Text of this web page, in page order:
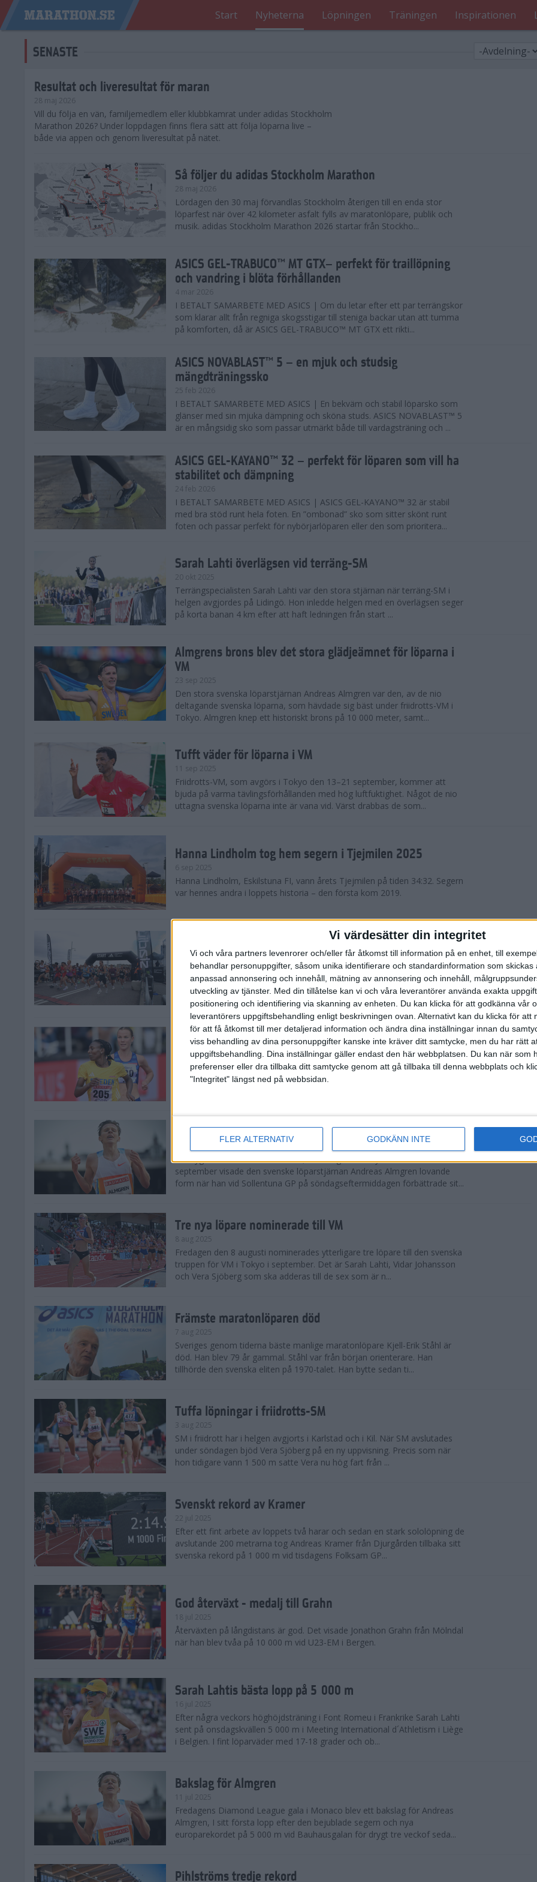
Vi värdesätter din integritet
Vi och våra partners levenrorer och/eller får åtkomst till information på en enhet, till
behandlar personuppgifter, såsom unika identifierare och standardinformation som skickas
anpassad annonsering och innehåll, mätning av annonsering och innehåll,
utveckling av tjänster. Med din tillåtelse kan vi och våra leverantörer använda exakta
positionering och identifiering via skanning av enheten. Du kan klicka för att godkänna vår
leverantörers uppgiftsbehandling enligt beskrivningen ovan. Alternativt kan du klicka för att
för att få åtkomst till mer detaljerad information och ändra dina inställningar innan du
viss behandling av dina personuppgifter kanske inte kräver ditt samtycke, men du har rätt
uppgiftsbehandling. Dina inställningar gäller endast den här webbplatsen. Du kan när som
preferenser eller dra tillbaka ditt samtycke genom att gå tillbaka till denna webbplats och
"Integritet" längst ned på webbsidan.
FLER ALTERNATIV GODKÄNN INTE
Start Nyheterna Löpningen Träningen Inspirationen
SENASTE
Resultat och liveresultat för maran
28 maj 2026
​Vill du följa en vän, familjemedlem eller klubbkamrat under adidas Stockholm
Marathon 2026? Under loppdagen finns flera sätt att följa löparna live –
både via appen och genom liveresultat på nätet.
Så följer du adidas Stockholm Marathon
28 maj 2026
Lördagen den 30 maj förvandlas Stockholm återigen till en enda stor
löparfest när över 42 kilometer asfalt fylls av maratonlöpare, publik och
musik. adidas Stockholm Marathon 2026 startar från Stockho...
ASICS GEL-TRABUCO™ MT GTX– perfekt för traillöpning
och vandring i blöta förhållanden
4 mar 2026
I BETALT SAMARBETE MED ASICS | Om du letar efter ett par terrängskor
som klarar allt från regniga skogsstigar till steniga backar utan att tumma
på komforten, då är ASICS GEL-TRABUCO™ MT GTX ett rikti...
ASICS NOVABLAST™ 5 – en mjuk och studsig
mängdträningssko
25 feb 2026
I BETALT SAMARBETE MED ASICS | En bekväm och stabil löparsko som
glänser med sin mjuka dämpning och sköna studs. ASICS NOVABLAST™ 5
är en mångsidig sko som passar utmärkt både till vardagsträning och ...
ASICS GEL-KAYANO™ 32 – perfekt för löparen som vill ha
stabilitet och dämpning
24 feb 2026
I BETALT SAMARBETE MED ASICS | ASICS GEL-KAYANO™ 32 är stabil
med bra stöd runt hela foten. En ”ombonad” sko som sitter skönt runt
foten och passar perfekt för nybörjarlöparen eller den som prioritera...
Sarah Lahti överlägsen vid terräng-SM
20 okt 2025
Terrängspecialisten Sarah Lahti var den stora stjärnan när terräng-SM i
helgen avgjordes på Lidingö. Hon inledde helgen med en överlägsen seger
på korta banan 4 km efter att haft ledningen från start ...
Almgrens brons blev det stora glädjeämnet för löparna i
VM
23 sep 2025
Den stora svenska löparstjärnan Andreas Almgren var den, av de nio
deltagande svenska löparna, som hävdade sig bäst under friidrotts-VM i
Tokyo. Almgren knep ett historiskt brons på 10 000 meter, samt...
Tufft väder för löparna i VM
11 sep 2025
Friidrotts-VM, som avgörs i Tokyo den 13–21 september, kommer att
bjuda på varma tävlingsförhållanden med hög luftfuktighet. Något de nio
uttagna svenska löparna inte är vana vid. Värst drabbas de som...
Hanna Lindholm tog hem segern i Tjejmilen 2025
6 sep 2025
Hanna Lindholm, Eskilstuna FI, vann årets Tjejmilen på tiden 34:32. Segern
var hennes andra i loppets historia – den första kom 2019.
Snabbaste segertiden på 12 år i rekordstort adidas
Stockholm Halvmaraton
30 aug 2025
Ett slutsålt och rekordstort adidas Stockholm Halvmaraton avgjordes i
nästintill perfekt löparväder. 18 grader, mulet och väldigt lite vind. Totalt
var 19,866 löpare anmälda, varav 15,807 kom till sta...
Löparna viktiga när Sverige vann Finnkampen
26 aug 2025
Den hundrade upplagan av Finnkampen, världens äldsta och största
landskamp i friidrott, avgjordes inför fullsatta läktare på Stockholms
Svenskt rekord när Almgren testade VM-formen
En dryg månad före friidrotts-VM, som avgörs i Tokyo den 13-21
september visade den svenske löparstjärnan Andreas Almgren lovande
form när han vid Sollentuna GP på söndagseftermiddagen förbättrade sit...
Tre nya löpare nominerade till VM
8 aug 2025
Fredagen den 8 augusti nominerades ytterligare tre löpare till den svenska
truppen för VM i Tokyo i september. Det är Sarah Lahti, Vidar Johansson
och Vera Sjöberg som ska adderas till de sex som är n...
Främste maratonlöparen död
7 aug 2025
Sveriges genom tiderna bäste manlige maratonlöpare Kjell-Erik Ståhl är
död. Han blev 79 år gammal. Ståhl var från början orienterare. Han
tillhörde den svenska eliten på 1970-talet. Han bytte sedan ti...
Tuffa löpningar i friidrotts-SM
3 aug 2025
SM i friidrott har i helgen avgjorts i Karlstad och i Kil. När SM avslutades
under söndagen bjöd Vera Sjöberg på en ny uppvisning. Precis som när
hon tidigare vann 1 500 m satte Vera nu hög fart från ...
Svenskt rekord av Kramer
22 jul 2025
Efter ett fint arbete av loppets två harar och sedan en stark sololöpning de
avslutande 200 metrarna tog Andreas Kramer från Djurgården tillbaka sitt
svenska rekord på 1 000 m vid tisdagens Folksam GP...
God återväxt - medalj till Grahn
18 jul 2025
Återväxten på långdistans är god. Det visade Jonathon Grahn från Mölndal
när han blev tvåa på 10 000 m vid U23-EM i Bergen.
Sarah Lahtis bästa lopp på 5 000 m
16 jul 2025
Efter några veckors höghöjdsträning i Font Romeu i Frankrike Sarah Lahti
sent på onsdagskvällen 5 000 m i Meeting International d´Athletism i Liège
i Belgien. I fint löparväder med 17-18 grader och ob...
Bakslag för Almgren
11 jul 2025
Fredagens Diamond League gala i Monaco blev ett bakslag för Andreas
Almgren, I sitt första lopp efter den bejublade segern och nya
europarekordet på 5 000 m vid Bauhausgalan för drygt tre veckof seda...
Pihlströms tredje rekord